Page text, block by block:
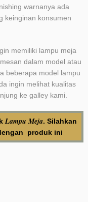
warnanya ada
keinginan konsumen
memiliki lampu meja
dalam model atau
beberapa model lampu
ingin melihat kualitas
ke galley kami.
Lampu Meja. Silahkan
produk ini